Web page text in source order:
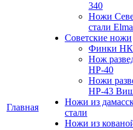
Главная
340
Ножи
стали
Советские ножи
Финки
Нож
НР-40
Ножи
НР-43
Ножи из
стали
Ножи из